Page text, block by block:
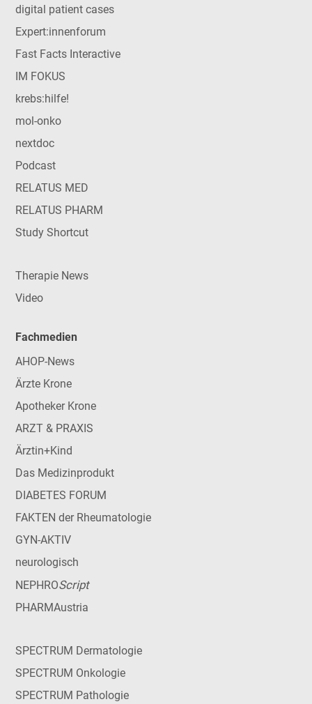
digital patient cases
Expert:innenforum
Fast Facts Interactive
IM FOKUS
krebs:hilfe!
mol-onko
nextdoc
Podcast
RELATUS MED
RELATUS PHARM
Study Shortcut
Therapie News
Video
Fachmedien
AHOP-News
Ärzte Krone
Apotheker Krone
ARZT & PRAXIS
Ärztin+Kind
Das Medizinprodukt
DIABETES FORUM
FAKTEN der Rheumatologie
GYN-AKTIV
neurologisch
NEPHROScript
PHARMAustria
SPECTRUM Dermatologie
SPECTRUM Onkologie
SPECTRUM Pathologie